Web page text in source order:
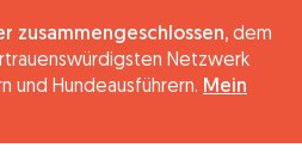
zusammengeschlossen, dem
Netzwerk
und Hundeausführern. Mein